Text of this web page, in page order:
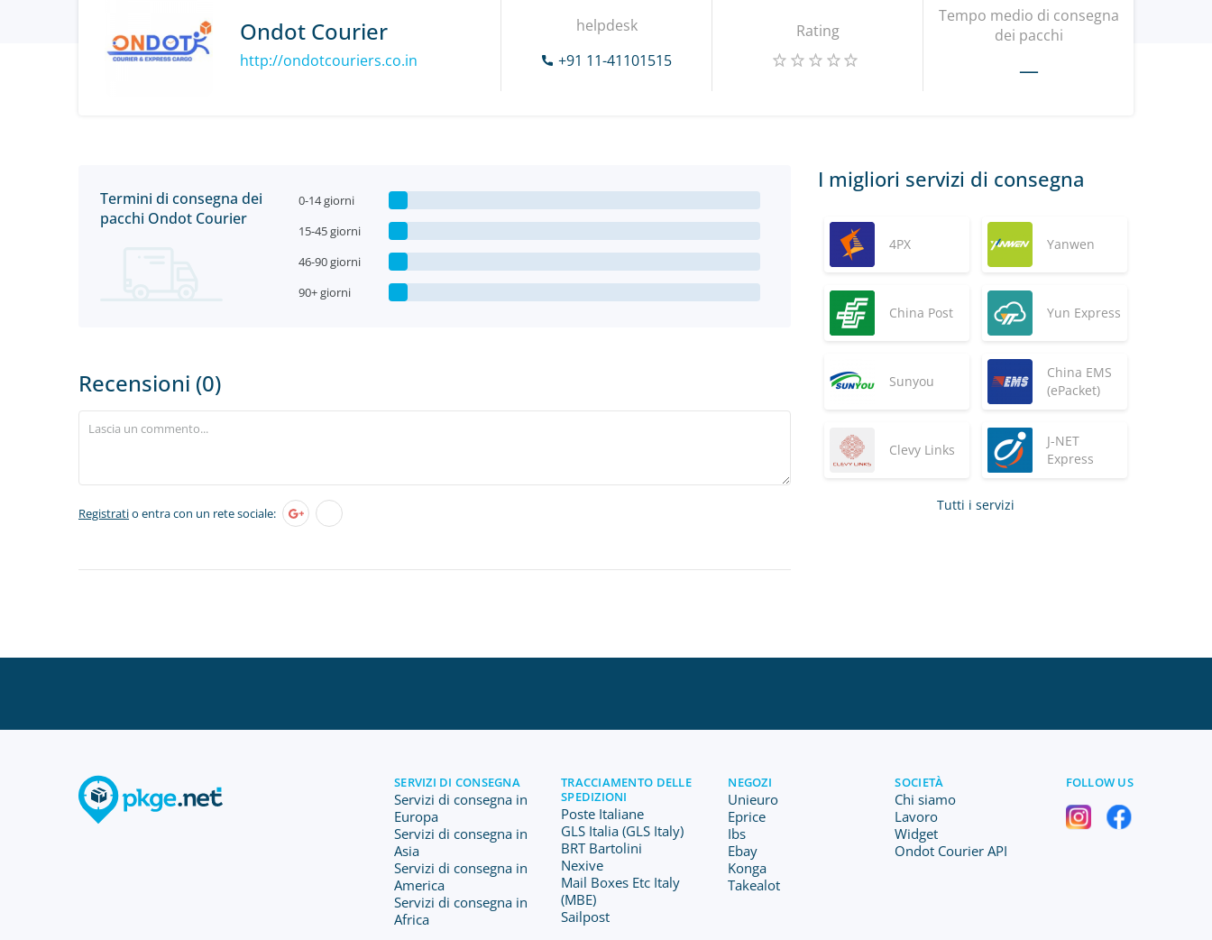
Ondot Courier
http://ondotcouriers.co.in
helpdesk
+91 11-41101515
Rating
Tempo medio di consegna
dei pacchi
—
Termini di consegna dei
pacchi Ondot Courier
0-14 giorni
15-45 giorni
46-90 giorni
90+ giorni
Recensioni (0)
Registratio entra con un rete sociale:
I migliori servizi di consegna
4PX Yanwen
China Post Yun Express
Sunyou
China EMS
(ePacket)
Clevy Links
J-NET
Express
Tutti i servizi
SERVIZI DI CONSEGNA
Servizi di consegna in
Europa
Servizi di consegna in
Asia
Servizi di consegna in
America
Servizi di consegna in
Africa
TRACCIAMENTO DELLE
SPEDIZIONI
Poste Italiane
GLS Italia (GLS Italy)
BRT Bartolini
Nexive
Mail Boxes Etc Italy
(MBE)
Sailpost
NEGOZI
Unieuro
Eprice
Ibs
Ebay
Konga
Takealot
SOCIETÀ
Chi siamo
Lavoro
Widget
Ondot Courier API
FOLLOW US